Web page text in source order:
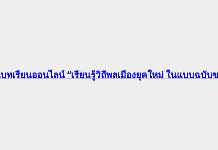
เรียนออนไลน์ “เรียนรู้วิถีพลเมืองยุคใหม่ ในแบบฉบับ